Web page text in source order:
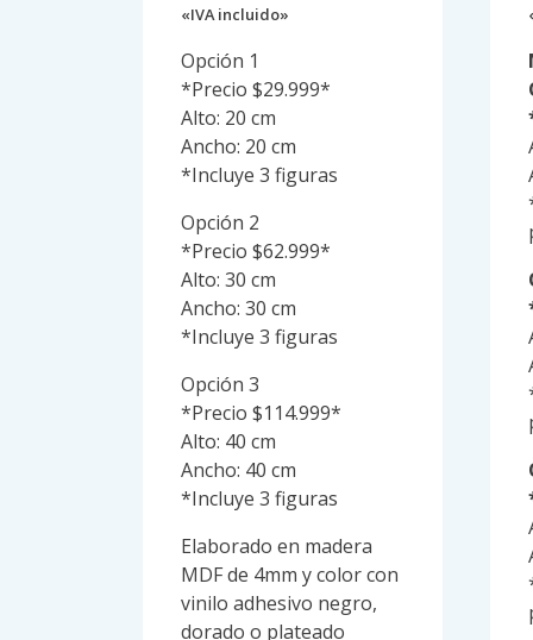
«IVA incluido»
Opción 1
*Precio $29.999*
Alto: 20 cm
Ancho: 20 cm
*Incluye 3 figuras
Opción 2
*Precio $62.999*
Alto: 30 cm
Ancho: 30 cm
*Incluye 3 figuras
Opción 3
*Precio $114.999*
Alto: 40 cm
Ancho: 40 cm
*Incluye 3 figuras
Elaborado en madera
MDF de 4mm y color con
vinilo adhesivo negro,
dorado o plateado